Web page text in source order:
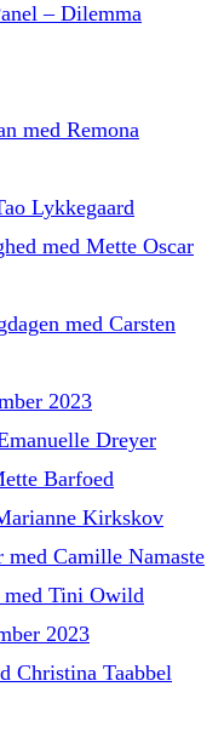
– Dilemma
med Remona
Lykkegaard
med Mette Oscar
med Carsten
2023
Dreyer
Barfoed
Kirkskov
Camille Namaste
Tini Owild
2023
Christina Taabbel